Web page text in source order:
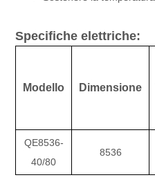
Specifiche elettriche:
Modello Dimensione
QE8536-
40/80
8536